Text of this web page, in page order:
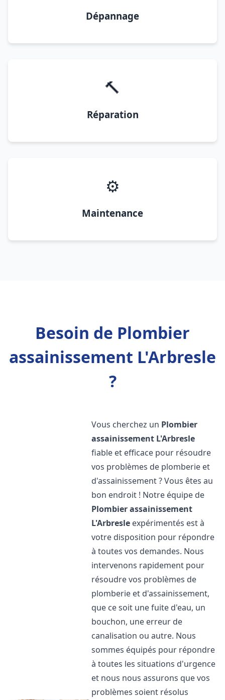
Dépannage
🔨
Réparation
⚙️
Maintenance
Besoin de Plombier
assainissement L'Arbresle
?
Vous cherchez un Plombier
assainissement L'Arbresle
fiable et efficace pour résoudre
vos problèmes de plomberie et
d'assainissement ? Vous êtes au
bon endroit ! Notre équipe de
Plombier assainissement
L'Arbresle expérimentés est à
votre disposition pour répondre
à toutes vos demandes. Nous
intervenons rapidement pour
résoudre vos problèmes de
plomberie et d'assainissement,
que ce soit une fuite d'eau, un
bouchon, une erreur de
canalisation ou autre. Nous
sommes équipés pour répondre
à toutes les situations d'urgence
et nous nous assurons que vos
problèmes soient résolus